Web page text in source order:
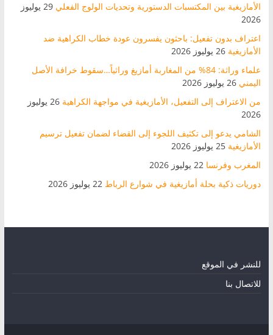
الأمازيغية بين المكتسبات الدستورية وتحديات الولوج الفعلي
29 يوليوز
2026
اعتراف بدون تفعيل: باحثون يفسرون عودة خطاب الكراهية ضد
الأمازيغية 26 يوليوز 2026
علماء وراثة: 84% من المغاربة أمازيغ وراثياً…سقوط خرافة الأصل
اليمني 26 يوليوز 2026
من الاعتراف إلى التفعيل، الأمازيغية في مواجهة الكراهية
26 يوليوز
2026
الشامي يدعو إلى تكثيف اللجوء إلى القضاء لضمان تفعيل ترسيم
الأمازيغية 25 يوليوز 2026
المغرب وفرنسا 22 يوليوز 2026
دوريات ذكية بحلة أمازيغية في شوارع الرباط 22 يوليوز 2026
للنشر في الموقع
للاتصال بنا